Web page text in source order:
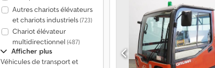
Autres chariots élévateurs
et chariots industriels(723)
Chariot élévateur
multidirectionnel (487)
Afficher plus
Véhicules de transport et